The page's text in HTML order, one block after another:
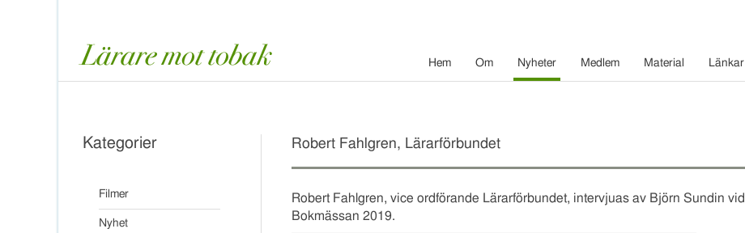
Hem Om Nyheter Medlem Material Länkar
Kategorier
Filmer
Nyhet
Robert Fahlgren, Lärarförbundet
Robert Fahlgren, vice ordförande Lärarförbundet, intervjuas av Björn Sundin vid
Bokmässan 2019.